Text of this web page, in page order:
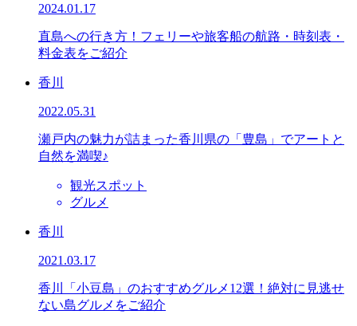
2024.01.17
直島への行き方！フェリーや旅客船の航路・時刻表・
料金表をご紹介
香川
2022.05.31
瀬戸内の魅力が詰まった香川県の「豊島」でアートと
自然を満喫♪
観光スポット
グルメ
香川
2021.03.17
香川「小豆島」のおすすめグルメ12選！絶対に見逃せ
ない島グルメをご紹介